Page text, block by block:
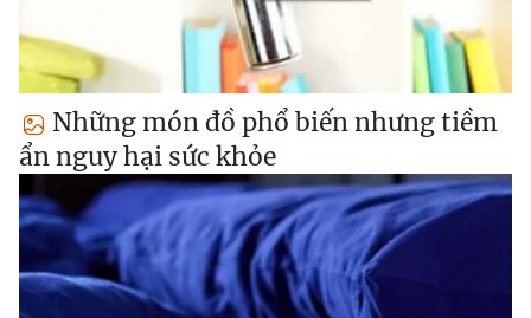
Những món đồ phổ biến nhưng tiềm
ẩn nguy hại sức khỏe